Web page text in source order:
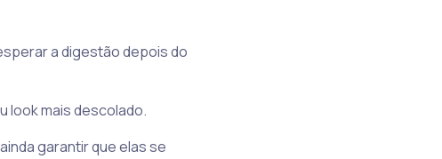
a digestão depois do
look mais descolado.
garantir que elas se